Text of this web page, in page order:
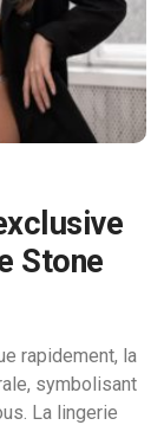
Stone
rapidement, la
symbolisant
La lingerie